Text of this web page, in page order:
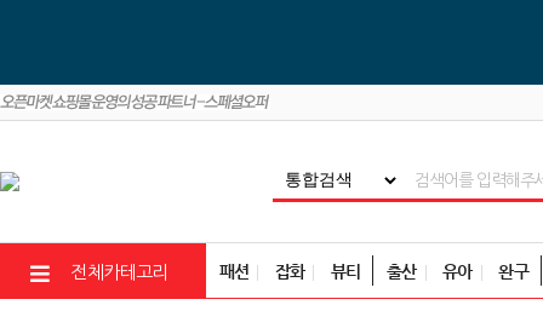
전체카테고리 패션 잡화 뷰티 출산 유아 완구